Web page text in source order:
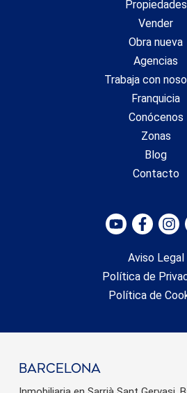
Propiedades
Vender
Obra nueva
Agencias
Trabaja con
Franquicia
Conócenos
Zonas
Blog
Contacto
Aviso Legal
Política de
Política de
barcelona